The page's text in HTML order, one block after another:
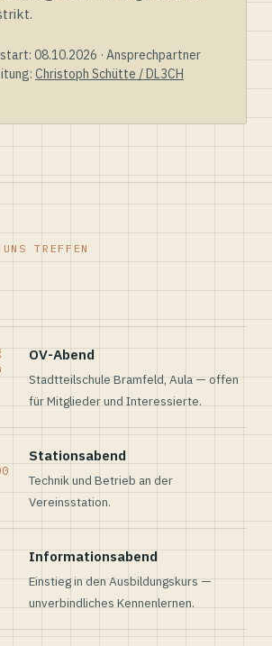
08.10.2026 · Ansprechpartner
Christoph Schütte / DL3CH
TREFFEN
OV-Abend
Stadtteilschule Bramfeld, Aula — offen
für Mitglieder und Interessierte.
Stationsabend
Technik und Betrieb an der
Vereinsstation.
Informationsabend
Einstieg in den Ausbildungskurs —
unverbindliches Kennenlernen.